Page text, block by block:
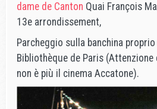
dame de Canton Quai François
13e arrondissement,
Parcheggio sulla banchina
Bibliothèque de Paris
non è più il cinema Accatone).